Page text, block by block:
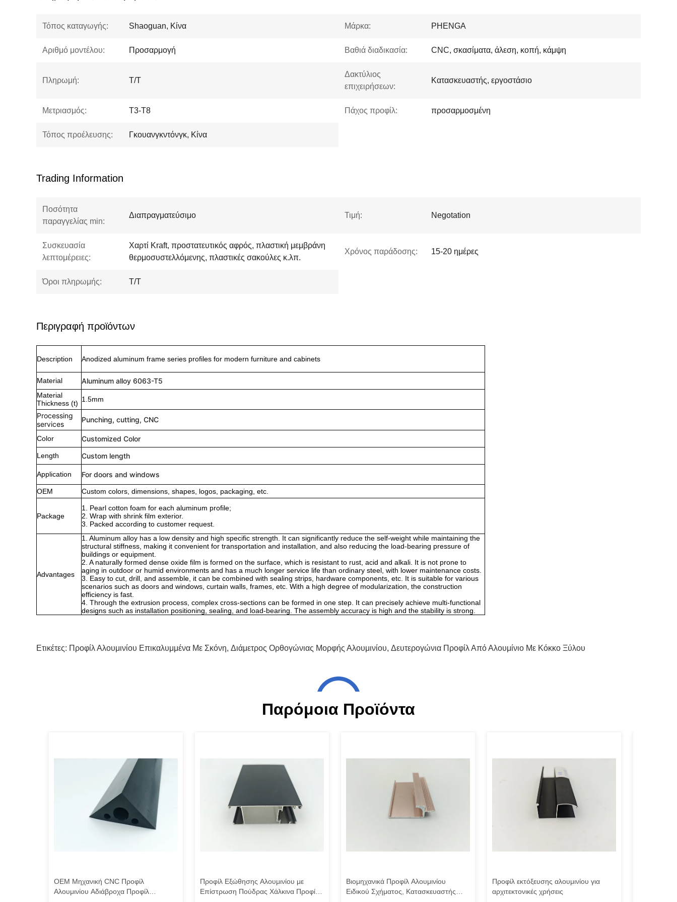
Τόπος καταγωγής: Shaoguan, Κίνα Μάρκα: PHENGA
Αριθμό μοντέλου: Προσαρμογή Βαθιά διαδικασία: CNC, σκασίματα, άλεση, κοπή, κάμψη
Πληρωμή: T/T
Δακτύλιος
επιχειρήσεων:
Κατασκευαστής, εργοστάσιο
Μετριασμός: Τ3-Τ8 Πάχος προφίλ: προσαρμοσμένη
Τόπος προέλευσης: Γκουανγκντόνγκ, Κίνα
Trading Information
Ποσότητα
παραγγελίας min:
Διαπραγματεύσιμο Τιμή: Negotation
Συσκευασία
λεπτομέρειες:
Χαρτί Kraft, προστατευτικός αφρός, πλαστική μεμβράνη
θερμοσυστελλόμενης, πλαστικές σακούλες κ.λπ.
Χρόνος παράδοσης: 15-20 ημέρες
Όροι πληρωμής: T/T
Περιγραφή προϊόντων
Description Anodized aluminum frame series profiles for modern furniture and cabinets
Material Aluminum alloy 6063-T5
Material
Thickness (t) 1.5mm
Processing
services
Punching, cutting, CNC
Color Customized Color
Length Custom length
Application For doors and windows
OEM Custom colors, dimensions, shapes, logos, packaging, etc.
Package
1. Pearl cotton foam for each aluminum profile;
2. Wrap with shrink film exterior.
3. Packed according to customer request.
Advantages
1. Aluminum alloy has a low density and high specific strength. It can significantly reduce the self-weight while maintaining the
structural stiffness, making it convenient for transportation and installation, and also reducing the load-bearing pressure of
buildings or equipment.
2. A naturally formed dense oxide film is formed on the surface, which is resistant to rust, acid and alkali. It is not prone to
aging in outdoor or humid environments and has a much longer service life than ordinary steel, with lower maintenance costs.
3. Easy to cut, drill, and assemble, it can be combined with sealing strips, hardware components, etc. It is suitable for various
scenarios such as doors and windows, curtain walls, frames, etc. With a high degree of modularization, the construction
efficiency is fast.
4. Through the extrusion process, complex cross-sections can be formed in one step. It can precisely achieve multi-functional
designs such as installation positioning, sealing, and load-bearing. The assembly accuracy is high and the stability is strong.
Ετικέτες: Προφίλ Αλουμινίου Επικαλυμμένα Με Σκόνη, Διάμετρος Ορθογώνιας Μορφής Αλουμινίου, Δευτερογώνια Προφίλ Από Αλουμίνιο Με Κόκκο Ξύλου
Παρόμοια Προϊόντα
OEM Μηχανική CNC Προφίλ
Αλουμινίου Αδιάβροχα Προφίλ
Προφίλ Εξώθησης Αλουμινίου με
Επίστρωση Πούδρας Χάλκινα Προφίλ
Βιομηχανικά Προφίλ Αλουμινίου
Ειδικού Σχήματος, Κατασκευαστής
Προφίλ εκτόξευσης αλουμινίου για
αρχιτεκτονικές χρήσεις